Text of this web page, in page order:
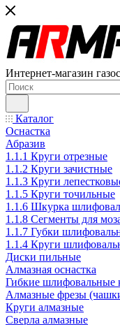
Интернет-магазин
Каталог
Оснастка
Абразив
1.1.1 Круги отрезные
1.1.2 Круги зачистные
1.1.3 Круги
1.1.5 Круги точильные
1.1.6 Шкурка
1.1.8 Сегменты для
1.1.7 Губки
1.1.4 Круги
Диски пильные
Алмазная оснастка
Гибкие шлифовальные
Алмазные фрезы
Круги алмазные
Сверла алмазные